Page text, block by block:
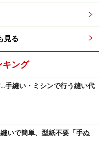
マ&トナカイも
バサミを。首元には、
見る
キング
手縫い・ミシンで行う縫い代
いで簡単、型紙不要「手ぬ